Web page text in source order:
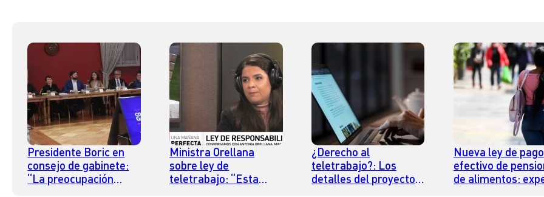
Presidente Boric en
consejo de gabinete:
“La preocupación
Ministra Orellana
sobre ley de
teletrabajo: “Esta
¿Derecho al
teletrabajo?: Los
detalles del proyecto
Nueva ley de pago
efectivo de
de alimentos: